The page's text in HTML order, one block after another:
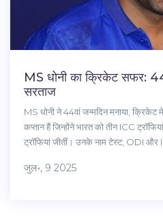
MS धोनी का क्रिकेट सफर:
सरताज
MS धोनी ने 44वां जन्मदिन मनाया, क्रिकेट
कप्तान हैं जिन्होंने भारत को तीन ICC
ट्रॉफियां जीतीं। उनके नाम टेस्ट, ODI और
जुल॰, 9 2025